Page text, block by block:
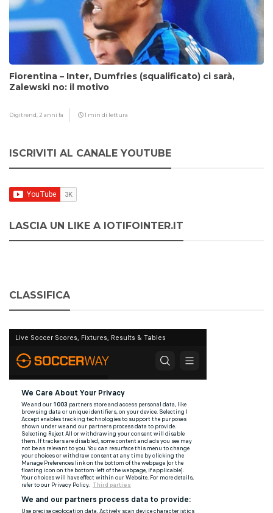
Fiorentina – Inter, Dumfries (squalificato) ci sarà,
Zalewski no: il motivo
Digitrend, 2 anni fa 1 min di lettura
ISCRIVITI AL CANALE YOUTUBE
LASCIA UN LIKE A IOTIFOINTER.IT
CLASSIFICA